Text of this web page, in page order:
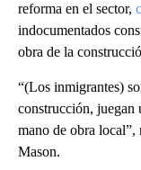
reforma en el sector,
indocumentados
obra de la
“(Los inmigrantes)
construcción, juegan
mano de obra
Mason.